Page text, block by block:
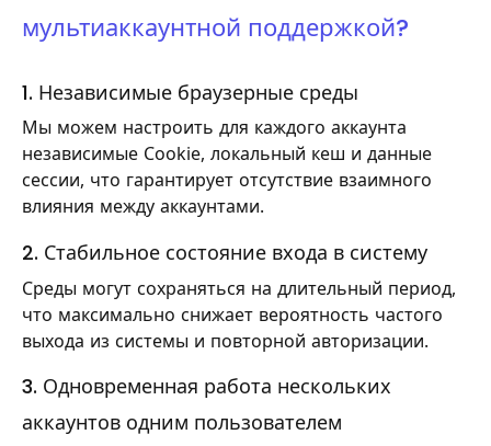
мультиаккаунтной поддержкой?
1. Независимые браузерные среды
Мы можем настроить для каждого аккаунта
независимые Cookie, локальный кеш и данные
сессии, что гарантирует отсутствие взаимного
влияния между аккаунтами.
2. Стабильное состояние входа в систему
Среды могут сохраняться на длительный период,
что максимально снижает вероятность частого
выхода из системы и повторной авторизации.
3. Одновременная работа нескольких
аккаунтов одним пользователем